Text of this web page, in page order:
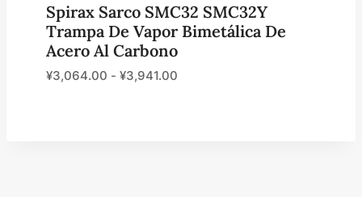
Spirax Sarco SMC32 SMC32Y
Trampa De Vapor Bimetálica De
Acero Al Carbono
¥3,064.00 - ¥3,941.00